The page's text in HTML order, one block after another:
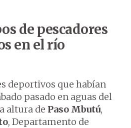
de pescadores
en el río
deportivos que habían
pasado en aguas del
altura de Paso Mbutú,
, Departamento de